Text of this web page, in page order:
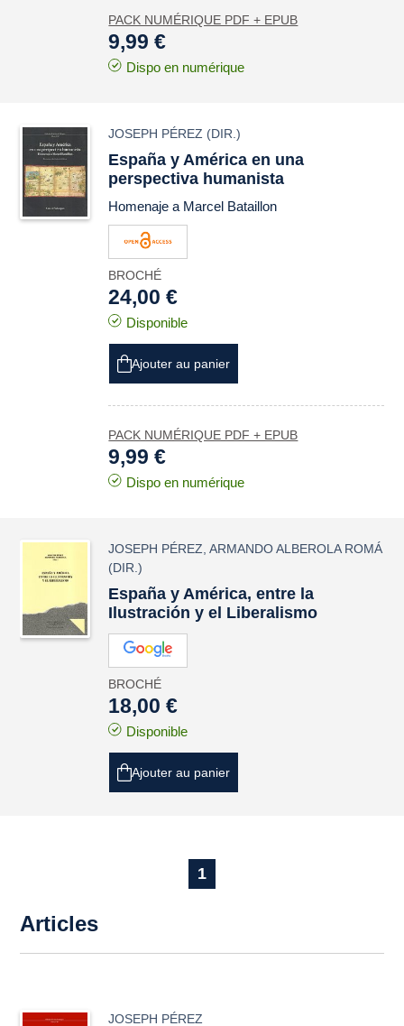
PACK NUMÉRIQUE PDF + EPUB
9,99 €
Dispo en numérique
JOSEPH PÉREZ (DIR.)
España y América en una
perspectiva humanista
Homenaje a Marcel Bataillon
BROCHÉ
24,00 €
Disponible
Ajouter au panier
PACK NUMÉRIQUE PDF + EPUB
9,99 €
Dispo en numérique
JOSEPH PÉREZ ,ARMANDO ALBEROLA ROMÁ
(DIR.)
España y América, entre la
Ilustración y el Liberalismo
BROCHÉ
18,00 €
Disponible
Ajouter au panier
1
Articles
JOSEPH PÉREZ